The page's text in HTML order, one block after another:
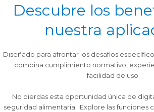
Descubre los
nuestra
Diseñado para afrontar los desafíos
combina cumplimiento normativo,
facilidad de uso.
No pierdas esta oportunidad única de
seguridad alimentaria. ¡Explore las funciones